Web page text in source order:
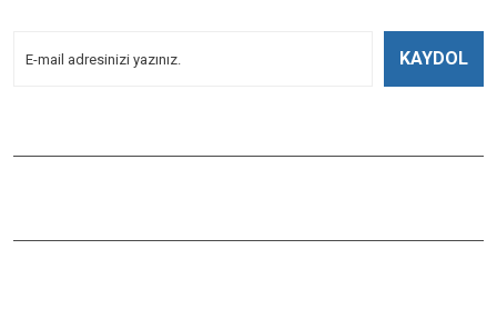
KAYDOL